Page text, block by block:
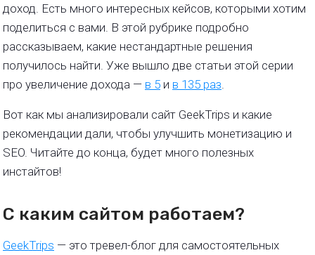
доход. Есть много интересных кейсов, которыми хотим
поделиться с вами. В этой рубрике подробно
рассказываем, какие нестандартные решения
получилось найти. Уже вышло две статьи этой серии
про увеличение дохода — в 5 и в 135 раз
Вот как мы анализировали сайт GeekTrips и какие
рекомендации дали, чтобы улучшить монетизацию и
SEO. Читайте до конца, будет много полезных
инстайтов!
С каким сайтом работаем?
GeekTrips — это тревел-блог для самостоятельных